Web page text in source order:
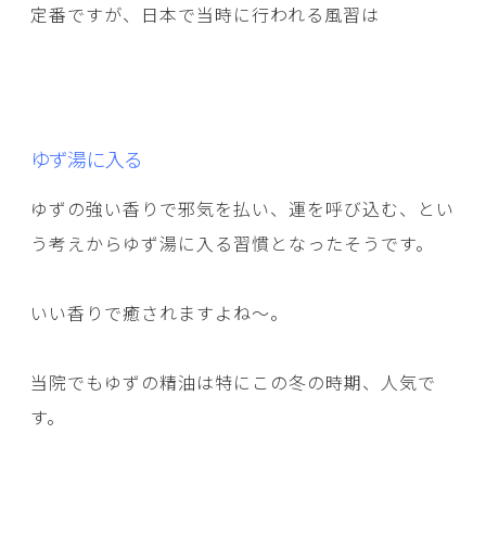
定番ですが、日本で当時に行われる風習は
ゆず湯に入る
ゆずの強い香りで邪気を払い、運を呼び込む、とい
う考えからゆず湯に入る習慣となったそうです。
いい香りで癒されますよね～。
当院でもゆずの精油は特にこの冬の時期、人気で
す。